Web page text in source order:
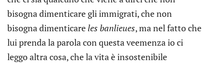
bisogna dimenticare gli immigrati, che non
bisogna dimenticareles banlieues, ma nel fatto che
lui prenda la parola con questa veemenza io ci
leggo altra cosa, che la vita è insostenibile